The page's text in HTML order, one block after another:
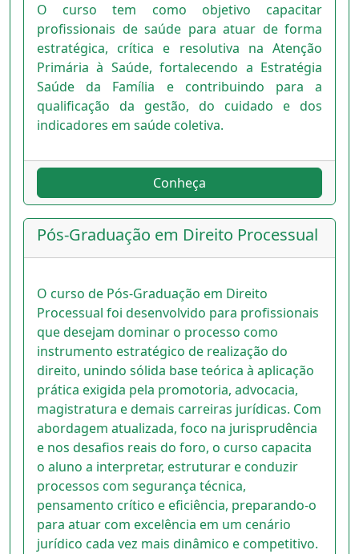
O curso tem como objetivo capacitar
profissionais de saúde para atuar de forma
estratégica, crítica e resolutiva na Atenção
Primária à Saúde, fortalecendo a Estratégia
Saúde da Família e contribuindo para a
qualificação da gestão, do cuidado e dos
indicadores em saúde coletiva.
Conheça
Pós-Graduação em Direito Processual
O curso de Pós-Graduação em Direito
Processual foi desenvolvido para profissionais
que desejam dominar o processo como
instrumento estratégico de realização do
direito, unindo sólida base teórica à aplicação
prática exigida pela promotoria, advocacia,
magistratura e demais carreiras jurídicas. Com
abordagem atualizada, foco na jurisprudência
e nos desafios reais do foro, o curso capacita
o aluno a interpretar, estruturar e conduzir
processos com segurança técnica,
pensamento crítico e eficiência, preparando-o
para atuar com excelência em um cenário
jurídico cada vez mais dinâmico e competitivo.